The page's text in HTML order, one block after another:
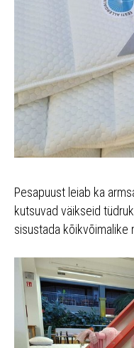
Pesapuust leiab ka
kutsuvad väikseid
sisustada kõikvõimalike